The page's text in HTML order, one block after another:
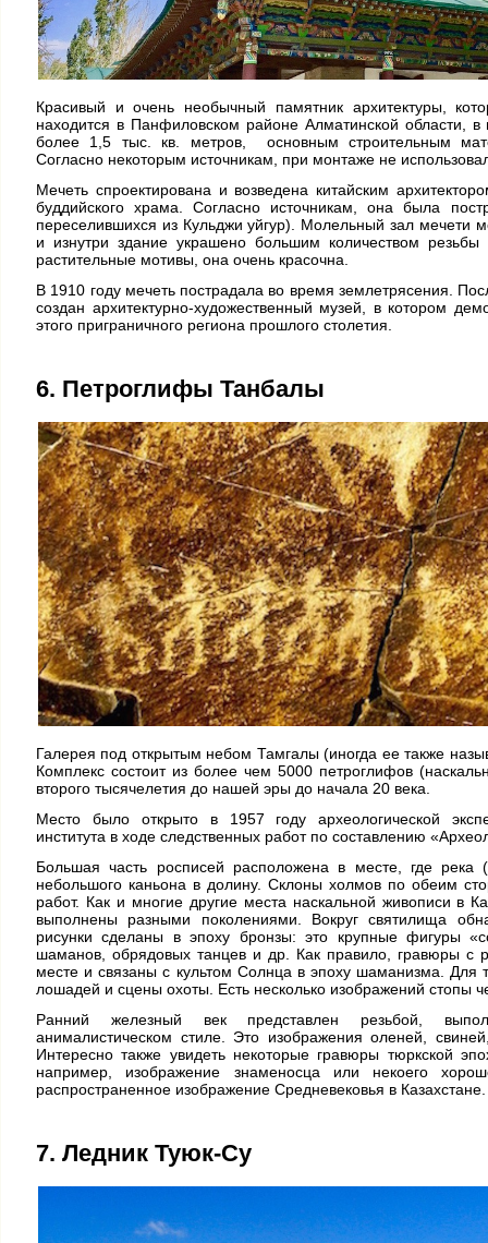
Красивый и очень необычный памятник архитектуры,
находится в Панфиловском районе Алматинской области,
более 1,5 тыс. кв. метров, основным строительным
Согласно некоторым источникам, при монтаже не
Мечеть спроектирована и возведена китайским
буддийского храма. Согласно источникам, она была
переселившихся из Кульджи уйгур). Молельный зал мечети
и изнутри здание украшено большим количеством
растительные мотивы, она очень красочна.
В 1910 году мечеть пострадала во время землетрясения.
создан архитектурно-художественный музей, в котором
этого приграничного региона прошлого столетия.
6. Петроглифы Танбалы
Галерея под открытым небом Тамгалы (иногда ее также
Комплекс состоит из более чем 5000 петроглифов
второго тысячелетия до нашей эры до начала 20 века.
Место было открыто в 1957 году археологической
института в ходе следственных работ по составлению
Большая часть росписей расположена в месте, где река
небольшого каньона в долину. Склоны холмов по обеим
работ. Как и многие другие места наскальной живописи в
выполнены разными поколениями. Вокруг святилища
рисунки сделаны в эпоху бронзы: это крупные фигуры
шаманов, обрядовых танцев и др. Как правило, гравюры с
месте и связаны с культом Солнца в эпоху шаманизма. Для
лошадей и сцены охоты. Есть несколько изображений стопы
Ранний железный век представлен резьбой,
анималистическом стиле. Это изображения оленей,
Интересно также увидеть некоторые гравюры тюркской
например, изображение знаменосца или некоего
распространенное изображение Средневековья в Казахстане.
7. Ледник Туюк-Су